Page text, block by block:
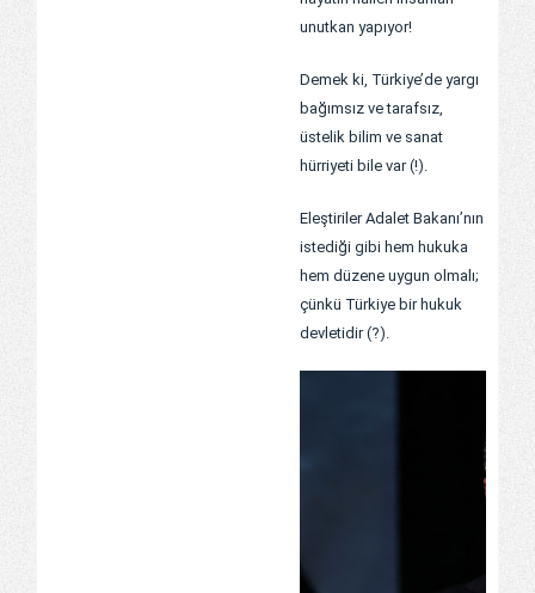
unutkan yapıyor!
Demek ki, Türkiye’de yargı
bağımsız ve tarafsız,
üstelik bilim ve sanat
hürriyeti bile var (!).
Eleştiriler Adalet Bakanı’nın
istediği gibi hem hukuka
hem düzene uygun olmalı;
çünkü Türkiye bir hukuk
devletidir (?).